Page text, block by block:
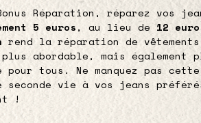
Réparation, réparez vos
5 euros, au lieu de 12
rend la réparation de vêtements
plus abordable, mais également
pour tous. Ne manquez pas
seconde vie à vos jeans
!